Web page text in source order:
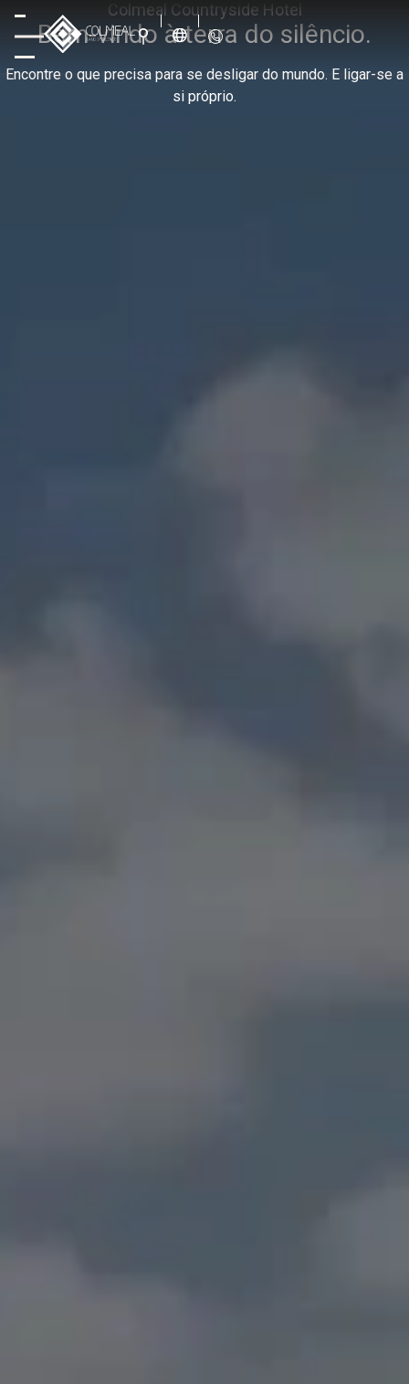
Colmeal Countryside Hotel
Bem-vindo à terra do silêncio.
Encontre o que precisa para se desligar do mundo. E ligar-se a
si próprio.